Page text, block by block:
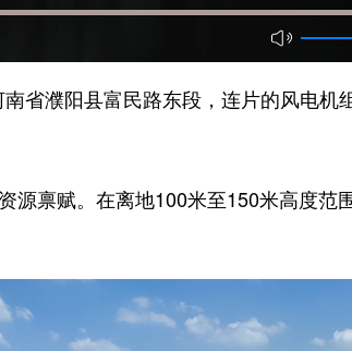
濮阳县富民路东段，连片的风电机
禀赋。在离地100米至150米高度范